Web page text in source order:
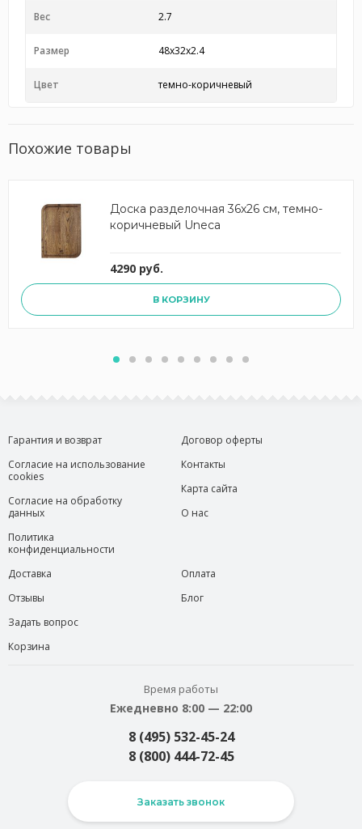
Вес 2.7
Размер 48x32x2.4
Цвет темно-коричневый
Похожие товары
Доска разделочная 36х26 см, темно-
коричневый Uneca
4290 руб.
В КОРЗИНУ
Гарантия и возврат
Согласие на использование
cookies
Согласие на обработку
данных
Политика
конфиденциальности
Договор оферты
Контакты
Карта сайта
О нас
Доставка
Отзывы
Задать вопрос
Корзина
Оплата
Блог
Время работы
Ежедневно 8:00 — 22:00
8 (495) 532-45-24
8 (800) 444-72-45
Заказать звонок